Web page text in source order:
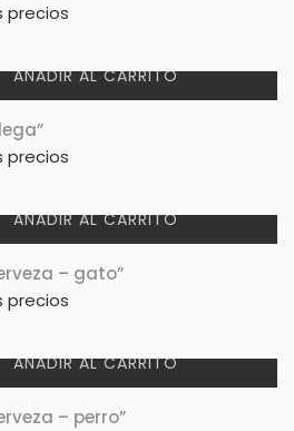
precios
AÑADIR AL CARRITO
precios
AÑADIR AL CARRITO
– gato”
precios
AÑADIR AL CARRITO
– perro”